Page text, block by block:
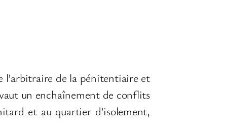
l’arbitraire de la pénitentiaire et
un enchaînement de conflits
et au quartier d’isolement,